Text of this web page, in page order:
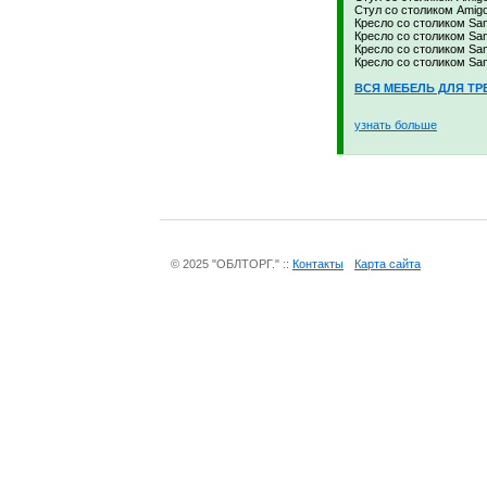
Стул со столиком
Кресло со столиком
Кресло со столиком
Кресло со столиком
Кресло со столиком
ВСЯ МЕБЕЛЬ ДЛЯ
узнать больше
© 2025 "ОБЛТОРГ." :: Контакты Карта сайта